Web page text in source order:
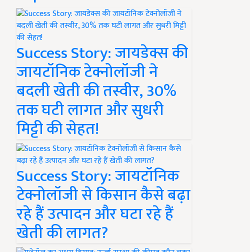
Success Story: जायडेक्स की
जायटॉनिक टेक्नोलॉजी ने
बदली खेती की तस्वीर, 30%
तक घटी लागत और सुधरी
मिट्टी की सेहत!
Success Story: जायटॉनिक
टेक्नोलॉजी से किसान कैसे बढ़ा
रहे हैं उत्पादन और घटा रहे हैं
खेती की लागत?